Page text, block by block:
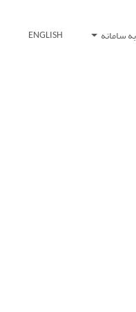
سامانه ENGLISH